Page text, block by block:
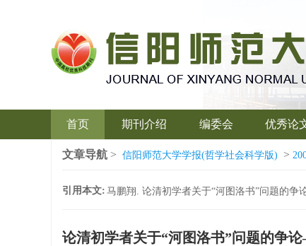
首页 期刊介绍 编委会 优秀论
文章导航 > 信阳师范大学学报(哲学社会科学版) >
引用本文: 马鹏翔. 论清初学者关于“河图洛书”问题的
论清初学者关于“河图洛书”问题的争